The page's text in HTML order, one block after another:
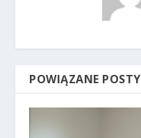
POWIĄZANE POSTY